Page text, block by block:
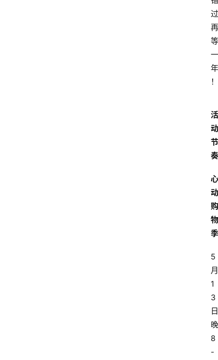
过
再
等
一
年
！
活
动
节
奏
心
动
购
物
季
5
月
1
3
日
晚
8
-